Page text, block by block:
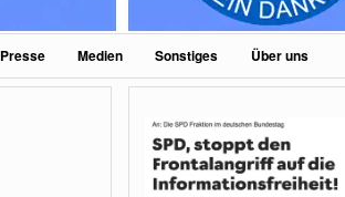
Presse Medien Sonstiges Über uns